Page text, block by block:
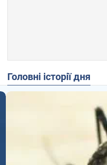
Головні історії дня